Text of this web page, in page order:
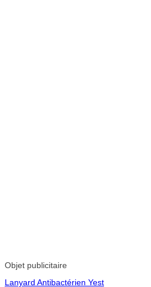
Objet publicitaire
Lanyard Antibactérien Yest